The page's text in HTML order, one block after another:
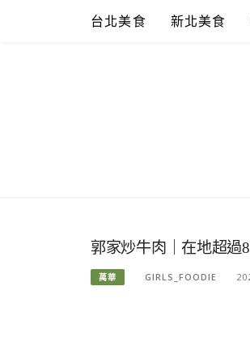
台北美食 新北美食
郭家炒牛肉｜在地超過
萬華 GIRLS_FOODIE